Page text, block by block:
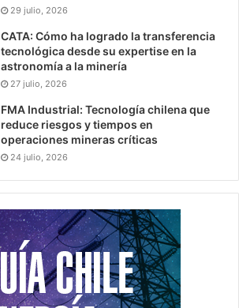
29 julio, 2026
CATA: Cómo ha logrado la transferencia
tecnológica desde su expertise en la
astronomía a la minería
27 julio, 2026
FMA Industrial: Tecnología chilena que
reduce riesgos y tiempos en
operaciones mineras críticas
24 julio, 2026